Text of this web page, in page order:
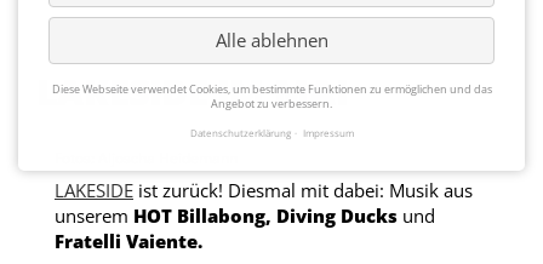
LAKESIDE IM MAI
LAKESIDE ist zurück! Diesmal mit dabei: Musik aus
unserem HOT Billabong, Diving Ducks und
Fratelli Vaiente.
Alle ablehnen
Diese Webseite verwendet Cookies, um bestimmte Funktionen zu ermöglichen und das
Angebot zu verbessern.
Datenschutzerklärung Impressum